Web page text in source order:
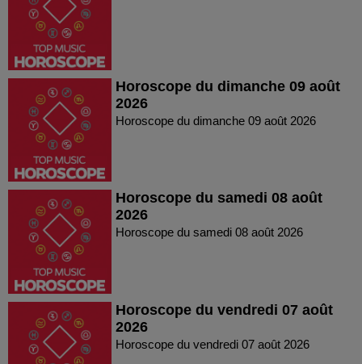
Horoscope du dimanche 09 août
2026
Horoscope du dimanche 09 août 2026
Horoscope du samedi 08 août
2026
Horoscope du samedi 08 août 2026
Horoscope du vendredi 07 août
2026
Horoscope du vendredi 07 août 2026